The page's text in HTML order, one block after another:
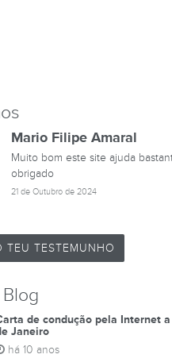
TEU TESTEMUNHO
de condução pela Internet
Janeiro
há 10 anos